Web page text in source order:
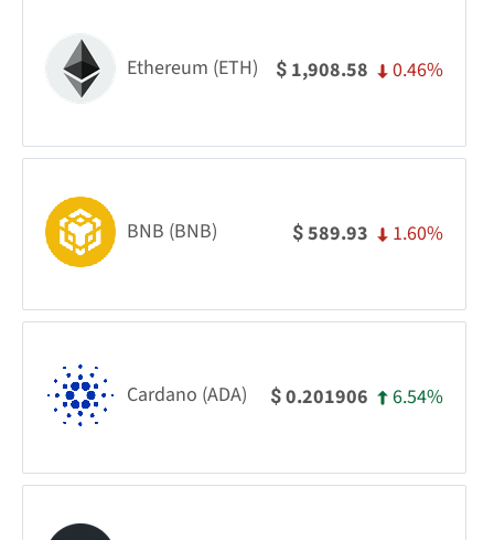
Ethereum (ETH) $ 1,908.58 0.46%
BNB (BNB) $589.93 1.60%
Cardano (ADA) $0.201906 6.54%